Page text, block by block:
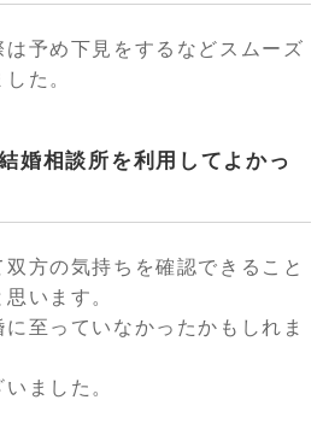
予め下見をするなどスムーズ
た。
方の気持ちを確認できること
います。
至っていなかったかもしれま
ました。